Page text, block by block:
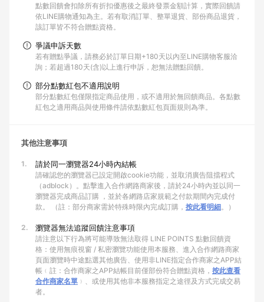
點數回饋會扣除所有折扣優惠後之最終發票金額計算，實際回饋請
依LINE購物通知為主。若有取消訂單、整單退貨、部份商品退貨，
該訂單皆不符合贈點資格。
爭議申訴天數
若有贈點爭議，請務必於訂單日期+180天以內至LINE購物客服洽
詢；若超過180天(含)以上進行申訴，恕無法贈點回饋。
部分點數紅包不適用說明
部分點數紅包僅限指定商品使用，或不適用於無回饋商品。各點數
紅包之適用商品與使用條件請依點數紅包頁面規則為準。
其他注意事項
1. 請於同一瀏覽器24小時內結帳
請確認您的瀏覽器已設定開啟cookie功能，並取消廣告阻擋程式
（adblock）。點擊進入合作網路商家後，請於24小時內並以同一
瀏覽器完成商品訂購 ，並於各網路店家規範之付款期間內完成付
款。 （註：部分商家需於特殊時限內完成訂購， 按此看明細。）
2. 瀏覽器無法追蹤回饋注意事項
請注意以下行為將可能導致無法取得 LINE POINTS 點數回饋資
格：使用無痕視窗 / 私密瀏覽功能使用本服務、進入合作網路商家
頁面瀏覽時中途點選其他廣告、使用非LINE指定合作商家之APP結
帳﹙註：合作商家之APP結帳目前僅部份符合贈點資格， 按此查看
合作商家名單 ﹚、或使用其他非本服務指定之途徑及方式完成交易
者。